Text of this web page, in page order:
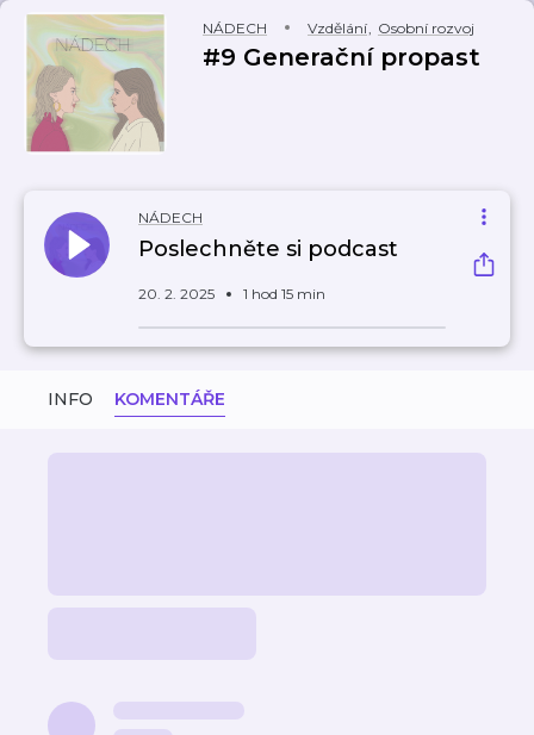
NÁDECH Vzdělání, Osobní rozvoj
#9 Generační propast
NÁDECH
Poslechněte si podcast
20. 2. 2025 1 hod 15 min
INFO KOMENTÁŘE